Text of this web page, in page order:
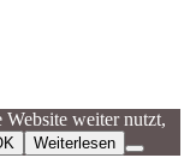
Website weiter nutzt,
Weiterlesen